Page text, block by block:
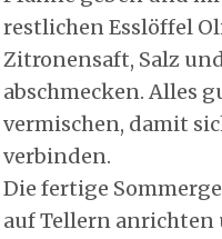
restlichen Esslöffel
Zitronensaft, Salz
abschmecken. Alles
vermischen, damit
verbinden.
Die fertige
auf Tellern